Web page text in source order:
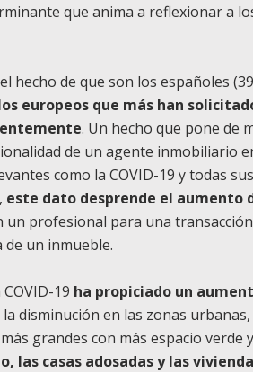
que anima a reflexionar a
hecho de que son los españoles
europeos que más han
. Un hecho que pone de
de un agente inmobiliario
como la COVID-19 y todas
este dato desprende el aumento
un profesional para una
de un inmueble.
19 ha propiciado un
disminución en las zonas
grandes con más espacio verde
las casas adosadas y las